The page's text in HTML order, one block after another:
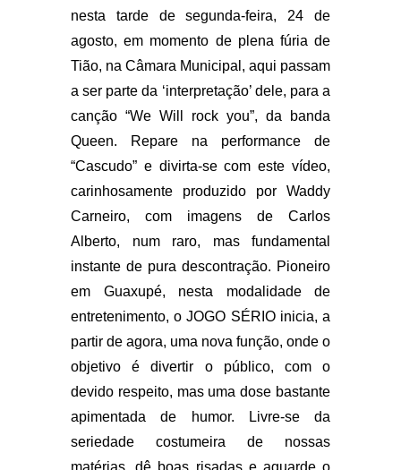
nesta tarde de segunda-feira, 24 de
agosto, em momento de plena fúria de
Tião, na Câmara Municipal, aqui passam
a ser parte da ‘interpretação’ dele, para a
canção “We Will rock you”, da banda
Queen. Repare na performance de
“Cascudo” e divirta-se com este vídeo,
carinhosamente produzido por Waddy
Carneiro, com imagens de Carlos
Alberto, num raro, mas fundamental
instante de pura descontração. Pioneiro
em Guaxupé, nesta modalidade de
entretenimento, o JOGO SÉRIO inicia, a
partir de agora, uma nova função, onde o
objetivo é divertir o público, com o
devido respeito, mas uma dose bastante
apimentada de humor. Livre-se da
seriedade costumeira de nossas